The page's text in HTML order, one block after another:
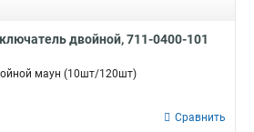
двойной, 711-0400-101
маун (10шт/120шт)
Сравнить